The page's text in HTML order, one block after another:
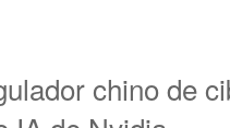
chino de